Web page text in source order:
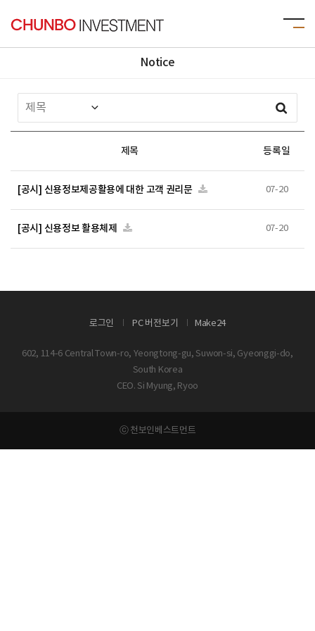
Notice
제목 등록일
[공시] 신용정보제공활용에 대한 고객 권리문 07-20
[공시] 신용정보 활용체제 07-20
로그인 PC 버전보기 Make24
602, 114-6 Central Town-ro, Yeongtong-gu, Suwon-si, Gyeonggi-do,
South Korea
CEO. Si Myung, Ryoo
ⓒ 천보인베스트먼트